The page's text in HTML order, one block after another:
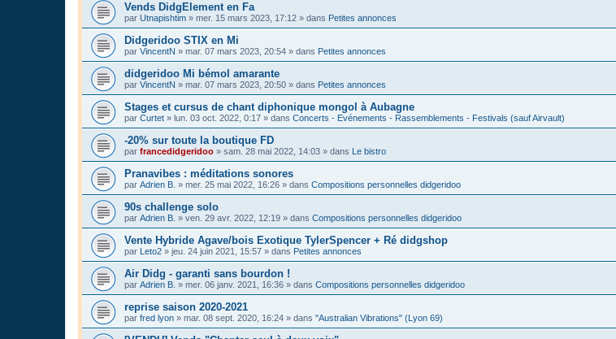
Vends DidgElement en Fa
par Utnapishtim » mer. 15 mars 2023, 17:12 » dans Petites annonces
Didgeridoo STIX en Mi
par VincentN » mar. 07 mars 2023, 20:54 » dans Petites annonces
didgeridoo Mi bémol amarante
par VincentN » mar. 07 mars 2023, 20:50 » dans Petites annonces
Stages et cursus de chant diphonique mongol à Aubagne
par Curtet » lun. 03 oct. 2022, 0:17 » dans Concerts - Evénements - Rassemblements - Festivals (sauf Airvault)
-20% sur toute la boutique FD
par francedidgeridoo » sam. 28 mai 2022, 14:03 » dans Le bistro
Pranavibes : méditations sonores
par Adrien B. » mer. 25 mai 2022, 16:26 » dans Compositions personnelles didgeridoo
90s challenge solo
par Adrien B. » ven. 29 avr. 2022, 12:19 » dans Compositions personnelles didgeridoo
Vente Hybride Agave/bois Exotique TylerSpencer + Ré didgshop
par Leto2 » jeu. 24 juin 2021, 15:57 » dans Petites annonces
Air Didg - garanti sans bourdon !
par Adrien B. » mer. 06 janv. 2021, 16:36 » dans Compositions personnelles didgeridoo
reprise saison 2020-2021
par fred lyon » mar. 08 sept. 2020, 16:24 » dans "Australian Vibrations" (Lyon 69)